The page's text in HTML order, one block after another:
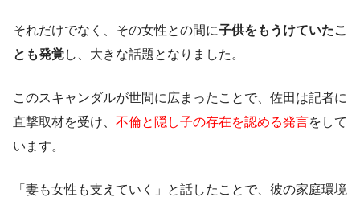
それだけでなく、その女性との間に子供をもうけていたこ
とも発覚し、大きな話題となりました。
このスキャンダルが世間に広まったことで、佐田は記者に
直撃取材を受け、 不倫と隠し子の存在を認める発言をして
います。
「妻も女性も支えていく」と話したことで、彼の家庭環境